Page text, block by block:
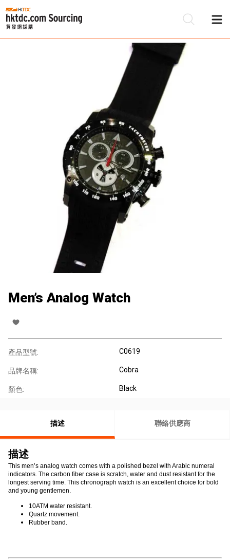
Men’s Analog Watch
產品型號: C0619
品牌名稱: Cobra
顏色: Black
描述 聯絡供應商
描述
This men’s analog watch comes with a polished bezel with Arabic numeral
indicators. The carbon fiber case is scratch, water and dust resistant for the
longest serving time. This chronograph watch is an excellent choice for bold
and young gentlemen.
10ATM water resistant.
Quartz movement.
Rubber band.